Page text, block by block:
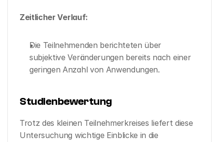
Zeitlicher Verlauf:
Die Teilnehmenden berichteten über
subjektive Veränderungen bereits nach einer
geringen Anzahl von Anwendungen.
Studienbewertung
Trotz des kleinen Teilnehmerkreises liefert diese
Untersuchung wichtige Einblicke in die